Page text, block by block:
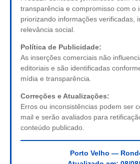
transparência e compromisso com o
priorizando informações verificadas,
relevância social.
Política de Publicidade:
As inserções comerciais não
editoriais e são identificadas
mídia e transparência.
Correções e Atualizações:
Erros ou inconsistências podem ser
mail e serão avaliados para
conteúdo publicado.
Porto Velho —